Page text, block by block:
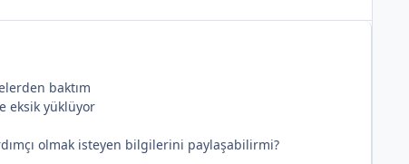
baktım
eksik yüklüyor
olmak isteyen bilgilerini paylaşabilirmi?